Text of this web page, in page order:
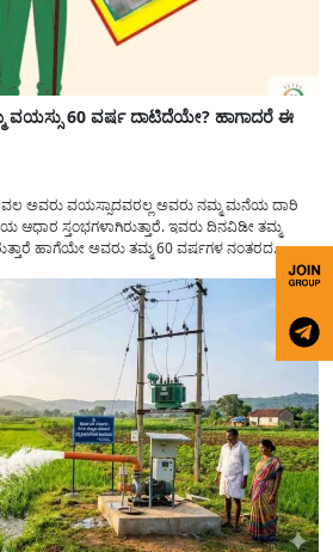
ವಯಸ್ಸು 60 ವರ್ಷ ದಾಟಿದೆಯೇ? ಹಾಗಾದರೆ ಈ
ಅವರು ವಯಸ್ಸಾದವರಲ್ಲ ಅವರು ನಮ್ಮ ಮನೆಯ ದಾರಿ
ಆಧಾರ ಸ್ತಂಭಗಳಾಗಿರುತ್ತಾರೆ. ಇವರು ದಿನವಿಡೀ ತಮ್ಮ
ಹಾಗೆಯೇ ಅವರು ತಮ್ಮ 60 ವರ್ಷಗಳ ನಂತರದ
ಪ್ರತಿಯೊಬ್ಬರ ಕನಸಾಗಿರುತ್ತದೆ ಆದ್ದರಿಂದ ಸರ್ಕಾರವು